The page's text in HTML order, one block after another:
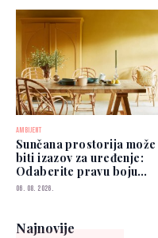
AMBIJENT
Sunčana prostorija može
biti izazov za uređenje:
Odaberite pravu boju
zidova
06. 08. 2026.
Najnovije